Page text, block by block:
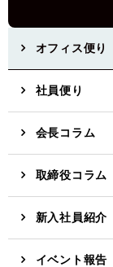
オフィス便り
社員便り
会長コラム
取締役コラム
新入社員紹介
イベント報告